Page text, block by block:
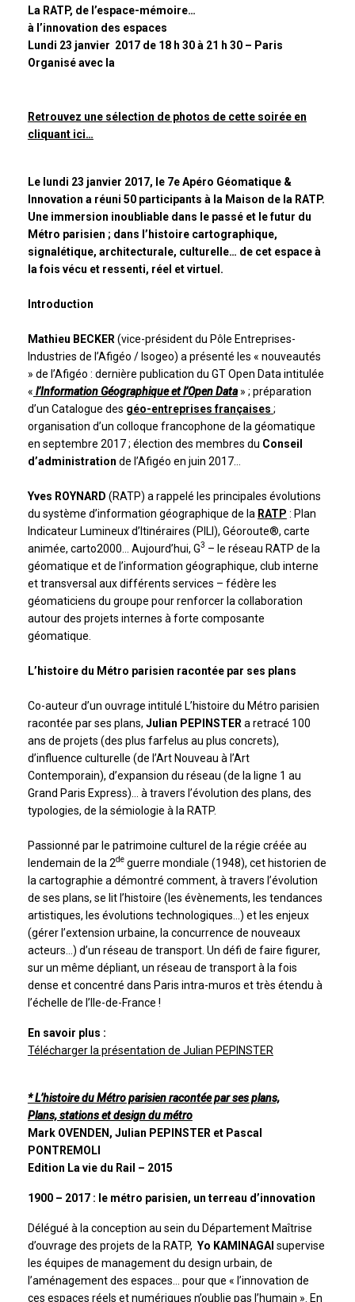
La RATP, de l’espace-mémoire…
à l’innovation des espaces
Lundi 23 janvier 2017 de 18 h 30 à 21 h 30 – Paris
Organisé avec la
Retrouvez une sélection de photos de cette soirée en
cliquant ici…
Le lundi 23 janvier 2017, le 7e Apéro Géomatique &
Innovation a réuni 50 participants à la Maison de la RATP.
Une immersion inoubliable dans le passé et le futur du
Métro parisien ; dans l’histoire cartographique,
signalétique, architecturale, culturelle… de cet espace à
la fois vécu et ressenti, réel et virtuel.
Introduction
Mathieu BECKER (vice-président du Pôle Entreprises-
Industries de l’Afigéo / Isogeo) a présenté les « nouveautés
» de l’Afigéo : dernière publication du GT Open Data intitulée
« l’Information Géographique et l’Open Data» ; préparation
d’un Catalogue des géo-entreprises françaises ;
organisation d’un colloque francophone de la géomatique
en septembre 2017 ; élection des membres du Conseil
d’administration de l’Afigéo en juin 2017…
Yves ROYNARD (RATP) a rappelé les principales évolutions
du système d’information géographique de la RATP : Plan
Indicateur Lumineux d’Itinéraires (PILI), Géoroute®, carte
animée, carto2000… Aujourd’hui, G3 – le réseau RATP de la
géomatique et de l’information géographique, club interne
et transversal aux différents services – fédère les
géomaticiens du groupe pour renforcer la collaboration
autour des projets internes à forte composante
géomatique.
L’histoire du Métro parisien racontée par ses plans
Co-auteur d’un ouvrage intitulé L’histoire du Métro parisien
racontée par ses plans, Julian PEPINSTER a retracé 100
ans de projets (des plus farfelus au plus concrets),
d’influence culturelle (de l’Art Nouveau à l’Art
Contemporain), d’expansion du réseau (de la ligne 1 au
Grand Paris Express)… à travers l’évolution des plans, des
typologies, de la sémiologie à la RATP.
Passionné par le patrimoine culturel de la régie créée au
lendemain de la 2deguerre mondiale (1948), cet historien de
la cartographie a démontré comment, à travers l’évolution
de ses plans, se lit l’histoire (les évènements, les tendances
artistiques, les évolutions technologiques…) et les enjeux
(gérer l’extension urbaine, la concurrence de nouveaux
acteurs…) d’un réseau de transport. Un défi de faire figurer,
sur un même dépliant, un réseau de transport à la fois
dense et concentré dans Paris intra-muros et très étendu à
l’échelle de l’Ile-de-France !
En savoir plus :
Télécharger la présentation de Julian PEPINSTER
* L’histoire du Métro parisien racontée par ses plans,
Plans, stations et design du métro
Mark OVENDEN, Julian PEPINSTER et Pascal
PONTREMOLI
Edition La vie du Rail – 2015
1900 – 2017 : le métro parisien, un terreau d’innovation
Délégué à la conception au sein du Département Maîtrise
d’ouvrage des projets de la RATP, Yo KAMINAGAI supervise
les équipes de management du design urbain, de
l’aménagement des espaces… pour que « l’innovation de
ces espaces réels et numériques n’oublie pas l’humain ». En